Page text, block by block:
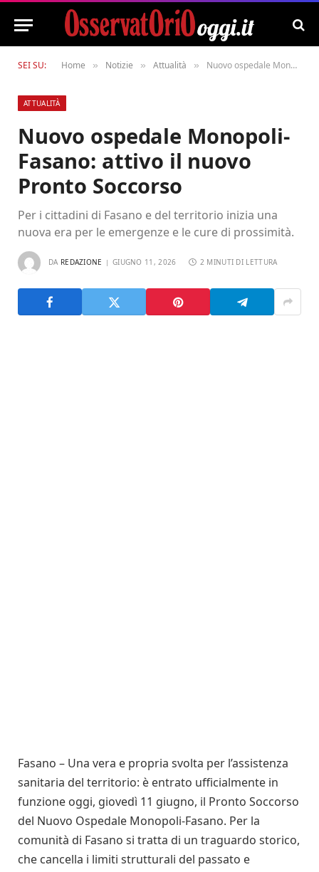
SEI SU: Home » Notizie » Attualità » Nuovo ospedale Monopoli-Fasano: attivo il nuovo Pronto Soccorso
ATTUALITÀ
Nuovo ospedale Monopoli-
Fasano: attivo il nuovo
Pronto Soccorso
Per i cittadini di Fasano e del territorio inizia una
nuova era per le emergenze e le cure di prossimità.
DA REDAZIONE GIUGNO 11, 2026 2 MINUTI DI LETTURA
Fasano – Una vera e propria svolta per l’assistenza
sanitaria del territorio: è entrato ufficialmente in
funzione oggi, giovedì 11 giugno, il Pronto Soccorso
del Nuovo Ospedale Monopoli-Fasano. Per la
comunità di Fasano si tratta di un traguardo storico,
che cancella i limiti strutturali del passato e